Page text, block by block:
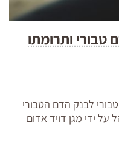
טבורי ותרומתו
לבנק הדם הטבורי
על ידי מגן דויד אדום